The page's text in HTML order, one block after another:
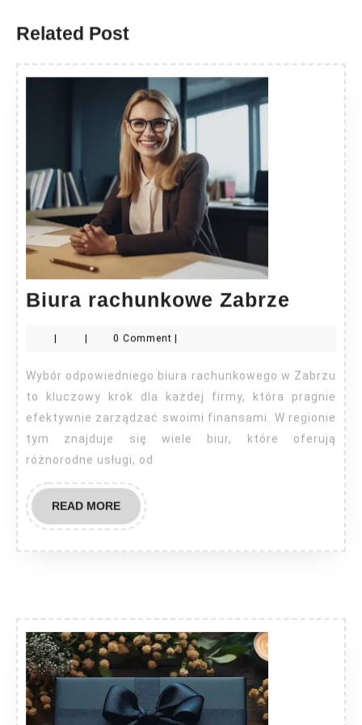
Related Post
Biura rachunkowe Zabrze Biura
Zabrze
| | 0 Comment |
Wybór odpowiedniego biura rachunkowego w Zabrzu
to kluczowy krok dla każdej firmy, która pragnie
efektywnie zarządzać swoimi finansami. W regionie
tym znajduje się wiele biur, które oferują
różnorodne usługi, od
READ MOREREAD
MORE